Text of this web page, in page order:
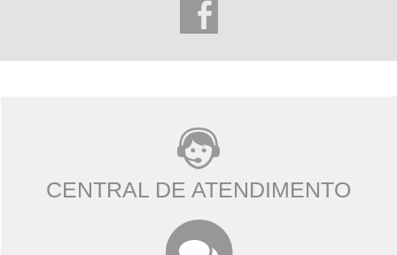
CENTRAL DE ATENDIMENTO